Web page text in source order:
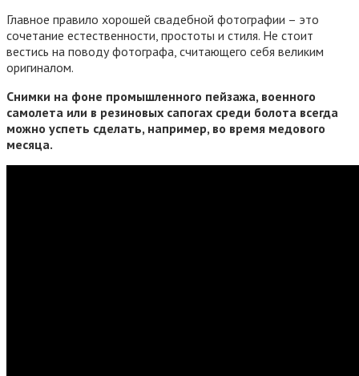
Главное правило хорошей свадебной фотографии – это
сочетание естественности, простоты и стиля. Не стоит
вестись на поводу фотографа, считающего себя великим
оригиналом.
Снимки на фоне промышленного пейзажа, военного
самолета или в резиновых сапогах среди болота всегда
можно успеть сделать, например, во время медового
месяца.